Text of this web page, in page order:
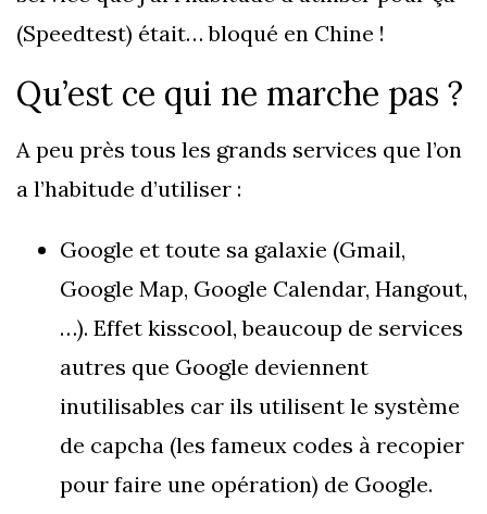
(Speedtest) était… bloqué en Chine !
Qu’est ce qui ne marche pas ?
A peu près tous les grands services que l’on
a l’habitude d’utiliser :
Google et toute sa galaxie (Gmail,
Google Map, Google Calendar, Hangout,
…). Effet kisscool, beaucoup de services
autres que Google deviennent
inutilisables car ils utilisent le système
de capcha (les fameux codes à recopier
pour faire une opération) de Google.